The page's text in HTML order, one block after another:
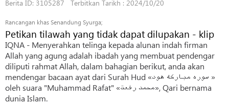
Berita ID: 3105287 Terbitkan Tarikh : 2024/10/20
Rancangan khas Senandung Syurga;
Petikan tilawah yang tidak dapat dilupakan - klip
IQNA - Menyerahkan telinga kepada alunan indah firman
Allah yang agung adalah ibadah yang membuat pendengar
diliputi rahmat Allah, dalam bahagian berikut, anda akan
mendengar bacaan ayat dari Surah Hud «سوره مبارکه هود »
oleh suara "Muhammad Rafat" «محمد رفعت», Qari bernama
dunia Islam.